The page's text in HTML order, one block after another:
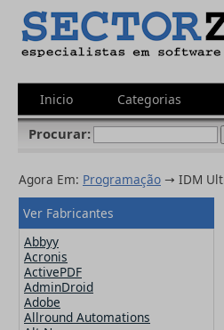
Inicio Categorias
Procurar:
Agora Em: Programação → IDM
Ver Fabricantes
Abbyy
Acronis
ActivePDF
AdminDroid
Adobe
Allround Automations